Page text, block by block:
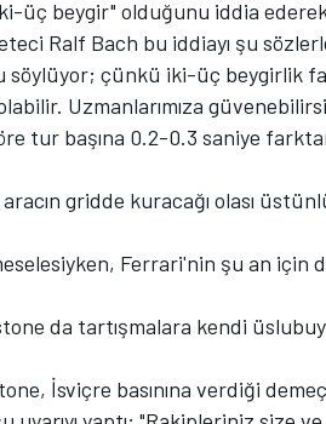
üç beygir" olduğunu iddia
Ralf Bach bu iddiayı şu
çünkü iki-üç beygirlik
Uzmanlarımıza
tur başına 0.2-0.3 saniye
gridde kuracağı olası
Ferrari'nin şu an için
da tartışmalara kendi
İsviçre basınına verdiği